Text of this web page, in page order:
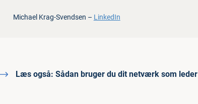
Michael Krag-Svendsen – LinkedIn
Læs også: Sådan bruger du dit netværk som leder